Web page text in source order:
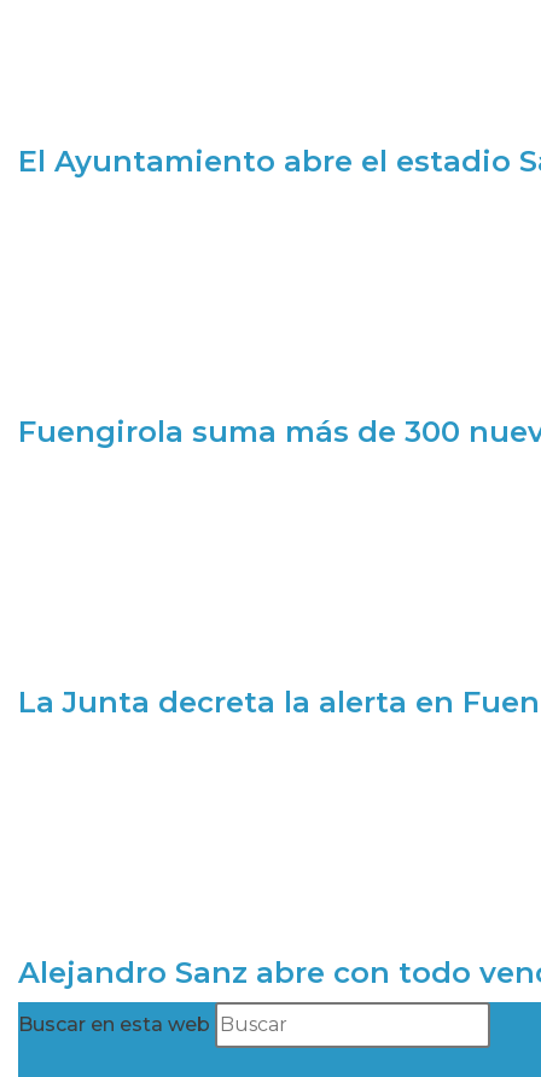
El Ayuntamiento abre el estadio
Fuengirola suma más de 300
La Junta decreta la alerta en
Alejandro Sanz abre con todo
Buscar en esta web